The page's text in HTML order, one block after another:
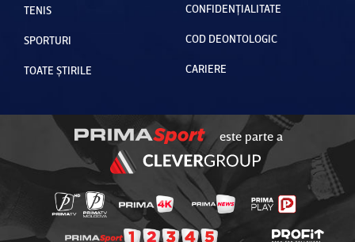
TENIS
SPORTURI
TOATE ȘTIRILE
CONFIDENȚIALITATE
COD DEONTOLOGIC
CARIERE
este parte a